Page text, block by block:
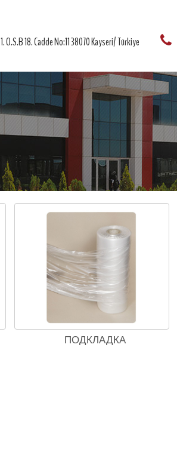
1. O.S.B 18. Cadde No:11 38070 Kayseri/ Türkiye
ПОДКЛАДКА